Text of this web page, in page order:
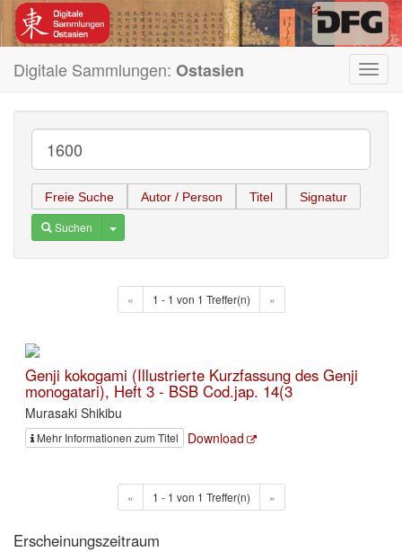
Digitale Sammlungen: Ostasien
Freie Suche Autor / Person Titel Signatur
Suchen Toggle Dropdown
« 1 - 1 von 1 Treffer(n) »
Genji kokogami (Illustrierte Kurzfassung des Genji
monogatari), Heft 3 - BSB Cod.jap. 14(3
Murasaki Shikibu
Mehr Informationen zum Titel Download
« 1 - 1 von 1 Treffer(n) »
Erscheinungszeitraum